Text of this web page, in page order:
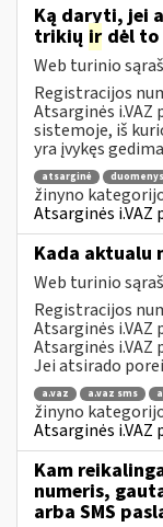
Ką daryti, jei
trikių ir dėl to
Web turinio
Registracijos
Atsarginės i.VAZ
sistemoje, iš
yra įvykęs
atsarginė duomenys
žinyno
Atsarginės i.VAZ
Kada aktualu
Web turinio
Registracijos
Atsarginės
Atsarginės i.VAZ
Jei atsirado
a.vaz a.vaz sms
žinyno
Atsarginės i.VAZ
Kam
numeris,
arba SMS